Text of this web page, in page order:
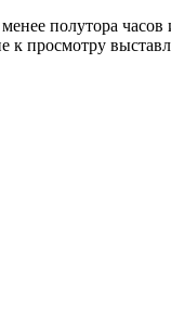
полутора часов
к просмотру